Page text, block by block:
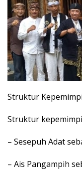
Struktur
Struktur
– Sesepuh Adat
– Ais Pangampih